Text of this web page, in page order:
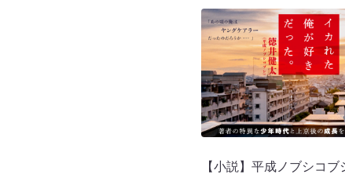
【小説】平成ノブシコ